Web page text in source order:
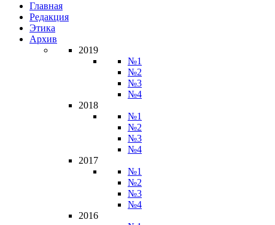
Главная
Редакция
Этика
Архив
2019
№1
№2
№3
№4
2018
№1
№2
№3
№4
2017
№1
№2
№3
№4
2016